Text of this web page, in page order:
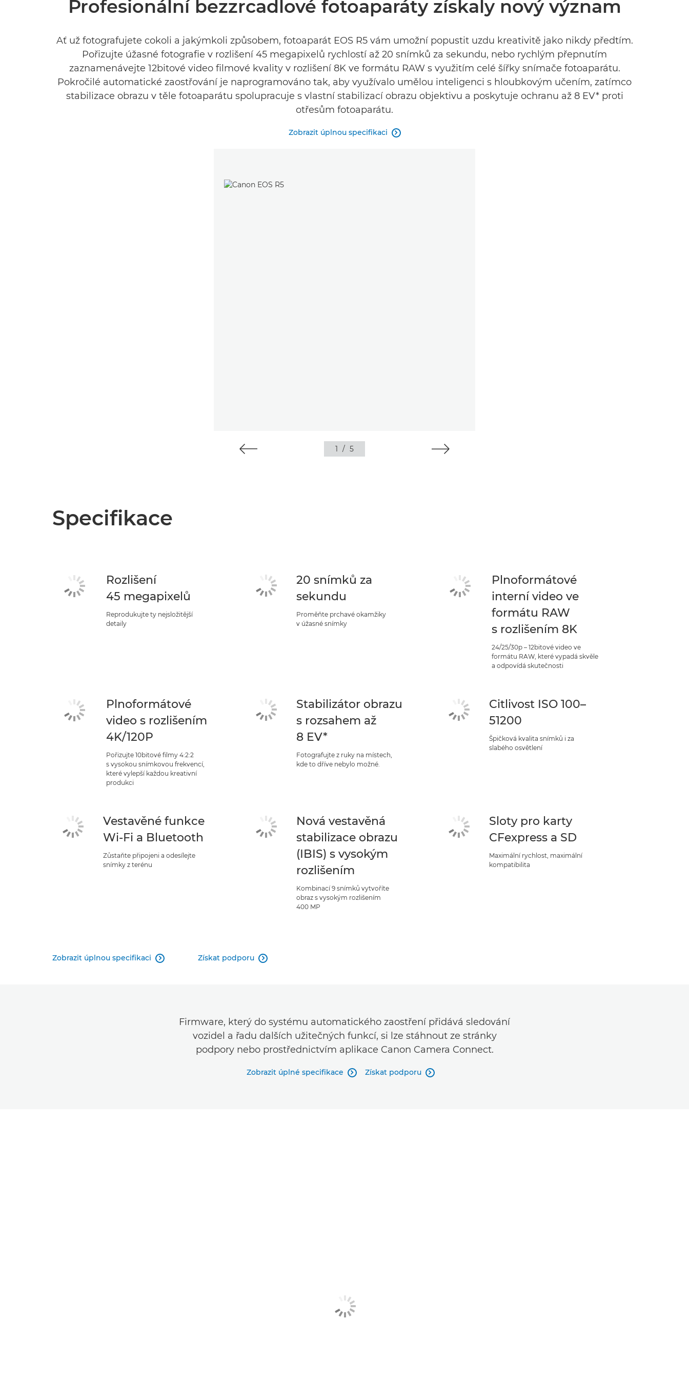
Profesionální bezzrcadlové fotoaparáty získaly nový význam
Ať už fotografujete cokoli a jakýmkoli způsobem, fotoaparát EOS R5 vám umožní popustit uzdu kreativitě jako nikdy předtím.
Pořizujte úžasné fotografie v rozlišení 45 megapixelů rychlostí až 20 snímků za sekundu, nebo rychlým přepnutím
zaznamenávejte 12bitové video filmové kvality v rozlišení 8K ve formátu RAW s využitím celé šířky snímače fotoaparátu.
Pokročilé automatické zaostřování je naprogramováno tak, aby využívalo umělou inteligenci s hloubkovým učením, zatímco
stabilizace obrazu v těle fotoaparátu spolupracuje s vlastní stabilizací obrazu objektivu a poskytuje ochranu až 8 EV* proti
otřesům fotoaparátu.
Zobrazit úplnou specifikaci 
1 / 5
Specifikace
Rozlišení
45 megapixelů
Reprodukujte ty nejsložitější
detaily
20 snímků za
sekundu
Proměňte prchavé okamžiky
v úžasné snímky
Plnoformátové
interní video ve
formátu RAW
s rozlišením 8K
24/25/30p – 12bitové video ve
formátu RAW, které vypadá skvěle
a odpovídá skutečnosti
Plnoformátové
video s rozlišením
4K/120P
Pořizujte 10bitové filmy 4:2:2
s vysokou snímkovou frekvencí,
které vylepší každou kreativní
produkci
Stabilizátor obrazu
s rozsahem až
8 EV*
Fotografujte z ruky na místech,
kde to dříve nebylo možné.
Citlivost ISO 100–
51200
Špičková kvalita snímků i za
slabého osvětlení
Vestavěné funkce
Wi-Fi a Bluetooth
Zůstaňte připojeni a odesílejte
snímky z terénu
Nová vestavěná
stabilizace obrazu
(IBIS) s vysokým
rozlišením
Kombinací 9 snímků vytvoříte
obraz s vysokým rozlišením
400 MP
Sloty pro karty
CFexpress a SD
Maximální rychlost, maximální
kompatibilita
Zobrazit úplnou specifikaci  Získat podporu 
Firmware, který do systému automatického zaostření přidává sledování
vozidel a řadu dalších užitečných funkcí, si lze stáhnout ze stránky
podpory nebo prostřednictvím aplikace Canon Camera Connect.
Zobrazit úplné specifikace  Získat podporu 